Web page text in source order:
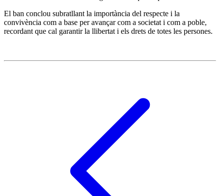
El ban conclou subratllant la importància del respecte i la
convivència com a base per avançar com a societat i com a poble,
recordant que cal garantir la llibertat i els drets de totes les persones.